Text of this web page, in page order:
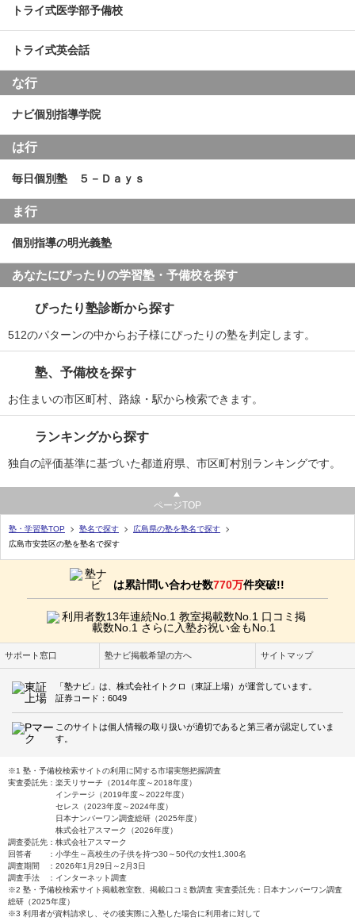
トライ式医学部予備校
トライ式英会話
な行
ナビ個別指導学院
は行
毎日個別塾 ５－Ｄａｙｓ
ま行
個別指導の明光義塾
あなたにぴったりの学習塾・予備校を探す
ぴったり塾診断から探す
512のパターンの中からお子様にぴったりの塾を判定します。
塾、予備校を探す
お住まいの市区町村、路線・駅から検索できます。
ランキングから探す
独自の評価基準に基づいた都道府県、市区町村別ランキングです。
ページTOP
塾・学習塾TOP 塾名で探す
広島県の塾を塾名で探す
広島市安芸区の塾を塾名で探す
は累計問い合わせ数770万件突破!!
サポート窓口 塾ナビ掲載希望の方へ サイトマップ
「塾ナビ」は、株式会社イトクロ（東証上場）が運営しています。
証券コード：6049
このサイトは個人情報の取り扱いが適切であると第三者が認定していま
す。
※1 塾・予備校検索サイトの利用に関する市場実態把握調査
実査委託先：楽天リサーチ（2014年度～2018年度）
インテージ（2019年度～2022年度）
セレス（2023年度～2024年度）
日本ナンバーワン調査総研（2025年度）
株式会社アスマーク（2026年度）
調査委託先：株式会社アスマーク
回答者 ：小学生～高校生の子供を持つ30～50代の女性1,300名
調査期間 ：2026年1月29日～2月3日
調査手法 ：インターネット調査
※2 塾・予備校検索サイト掲載教室数、掲載口コミ数調査 実査委託先：日本ナンバーワン調査
総研（2025年度）
※3 利用者が資料請求し、その後実際に入塾した場合に利用者に対して